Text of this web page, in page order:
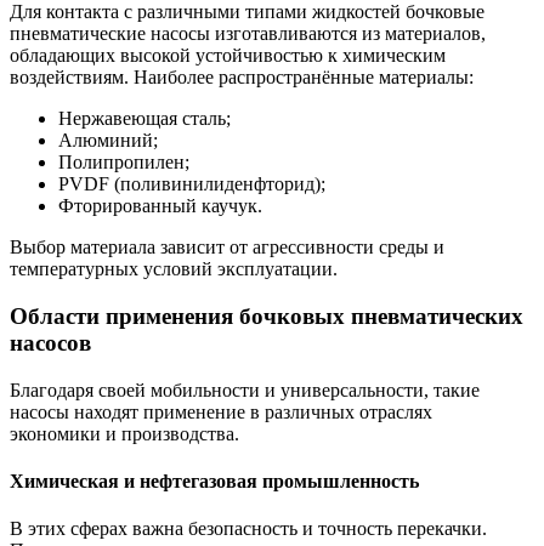
Для контакта с различными типами жидкостей бочковые
пневматические насосы изготавливаются из материалов,
обладающих высокой устойчивостью к химическим
воздействиям. Наиболее распространённые материалы:
Нержавеющая сталь;
Алюминий;
Полипропилен;
PVDF (поливинилиденфторид);
Фторированный каучук.
Выбор материала зависит от агрессивности среды и
температурных условий эксплуатации.
Области применения бочковых пневматических
насосов
Благодаря своей мобильности и универсальности, такие
насосы находят применение в различных отраслях
экономики и производства.
Химическая и нефтегазовая промышленность
В этих сферах важна безопасность и точность перекачки.